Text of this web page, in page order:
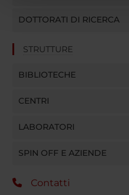
con altre informazioni che
DOTTORATI DI RICERCA
STRUTTURE
BIBLIOTECHE
CENTRI
LABORATORI
SPIN OFF E AZIENDE
Contatti